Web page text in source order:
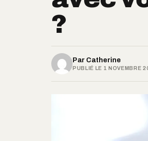
?
Par Catherine
PUBLIÉ LE 1 NOVEMBRE